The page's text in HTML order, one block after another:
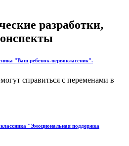
разработки,
"Ваш ребенок-первоклассник".
справиться с переменами в
"Эмоциональная поддержка